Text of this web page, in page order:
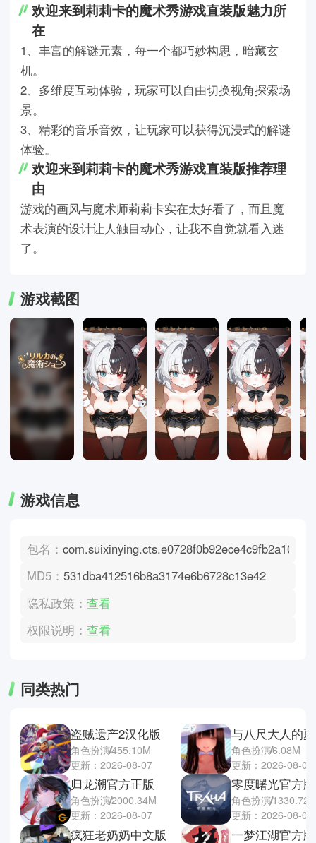
欢迎来到莉莉卡的魔术秀游戏直装版魅力所
在
1、丰富的解谜元素，每一个都巧妙构思，暗藏玄
机。
2、多维度互动体验，玩家可以自由切换视角探索场
景。
3、精彩的音乐音效，让玩家可以获得沉浸式的解谜
体验。
欢迎来到莉莉卡的魔术秀游戏直装版推荐理
由
游戏的画风与魔术师莉莉卡实在太好看了，而且魔
术表演的设计让人触目动心，让我不自觉就看入迷
了。
游戏截图
游戏信息
包名：
MD5： 531dba412516b8a3174e6b6728c13e42
隐私政策：查看
权限说明：查看
同类热门
盗贼遗产2汉化版
角色扮演455.10M
更新：2026-08-07
归龙潮官方正版
角色扮演2000.34M
更新：2026-08-07
疯狂老奶奶中文版
角色扮演6.08M
更新：2026-08-07
零度曙光官方版
角色扮演
更新：2026-08-07
一梦江湖官方版